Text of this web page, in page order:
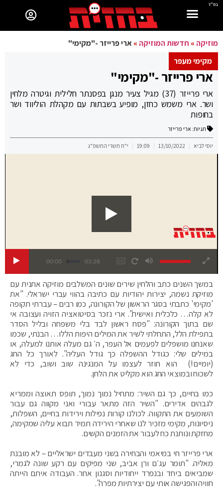
בס"ד
מוזיקה » חדשות המוזיקה »ארי פרייזר -"מקימי"
מקימי מעפר
ארי פרייזר -"מקימי"
ארי פרייזר (37) מגיל צעיר מנגן בפסנתר חלילית וגיטרה מלחין
ושר. ארי משמש כחזן, מופיע בשבתות עם מקהלת הוליווד ושר
בחופות
תגיות: ארי פרייזר
יוסי לביא 13/10/2022
19:09 י"ח תשרי התשפ"ג
00:00 03:28
במשך השנים כתב והלחין שירים שונים המשלבים מוזיקה אתנית עם
מוזיקת נשמה, יצירות יהודיות עם כתיבה בהווי עברי ישראלי. "את
'מקימי' כתבתי בסגר הראשון של הקורונה, כמו רבים – עברתי תקופה
לא קלה… כלכלית ואישית". ארי נזכר בסיטואציה הזויה ועצובה אי
שם בתוך הקורונה: "פסח ראשון לבד בלי משפחה ובליל הסדר
בתפילת הלל, התחלתי לשיר את המילים היפות הללו… הבנתי, שכמו
שאנחנו מושפלים לפעמים אל העפר, ה׳ גם מעלה אותנו למעלה, או
במילים שלי: כגודל ההשפלה כך גודל העליה". לאורך כל החג
(יומיים!) הוא חוזר לעצמו על המנגינה שוב ושוב, כדי לא
לשכוח ובמוצאי החג הוא מקליט את הלחן.
כמו בחיים, כך גם השיר: מתחיל נמוך נמוך, תופס תאוצה וממריא
לגבהים אדירים. "השיר הזה מתאר עבורי ואני מקווה גם עבור
השומעים את התקווה. לכולנו קורות נפילות וירידות בחיים, השפלות,
ניסיונות, מקימי מזכיר לנו שאחרי הירידה תמיד תבוא עליה שמקימה,
מחזקת ונותנת כח לעבור את הזמנים הקשים.
ארי פרייזר חי במיאמי והבחירה בשני מעבדים ישראליים – לא מובנת
מאליה. "תומר עג׳ם ורן אביב, שני מפיקים עם רקע שונה לגמרי,
שמביאים ביחד ובנפרד ייחודיות וסגנון אחר. העבודה איתם הייתה
חוויה והפגישה אותי עם יצירתיות מפרה".